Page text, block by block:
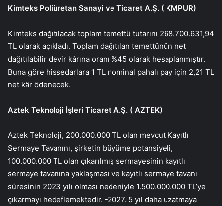
Kimteks Poliüretan Sanayi ve Ticaret A.Ş. ( KMPUR)
Kimteks dağıtılacak toplam temettü tutarını 268.700.631,94
TL olarak açıkladı. Toplam dağıtılan temettünün net
dağıtılabilir devir kârına oranı %45 olarak hesaplanmıştır.
Buna göre hissedarlara 1 TL nominal pahalı pay için 2,21 TL
net kâr ödenecek.
Aztek Teknoloji İşleri Ticaret A.Ş. ( AZTEK)
Aztek Teknoloji, 200.000.000 TL olan mevcut Kayıtlı
Sermaye Tavanını, şirketin büyüme potansiyeli,
100.000.000 TL olan çıkarılmış sermayesinin kayıtlı
sermaye tavanına yaklaşması ve kayıtlı sermaye tavanı
süresinin 2023 yılı olması nedeniyle 1.500.000.000 TL’ye
çıkarmayı hedeflemektedir. -2027. 5 yıl daha uzatmaya